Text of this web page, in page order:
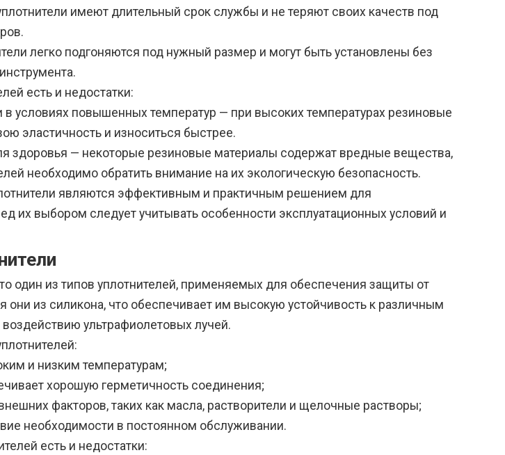
имеют длительный срок службы и не теряют своих качеств под
легко подгоняются под нужный размер и могут быть установлены без
есть и недостатки:
в условиях повышенных температур — при высоких температурах резиновые
эластичность и износиться быстрее.
здоровья — некоторые резиновые материалы содержат вредные вещества,
необходимо обратить внимание на их экологическую безопасность.
являются эффективным и практичным решением для
их выбором следует учитывать особенности эксплуатационных условий и
один из типов уплотнителей, применяемых для обеспечения защиты от
они из силикона, что обеспечивает им высокую устойчивость к различным
ультрафиолетовых лучей.
и низким температурам;
хорошую герметичность соединения;
факторов, таких как масла, растворители и щелочные растворы;
необходимости в постоянном обслуживании.
есть и недостатки: